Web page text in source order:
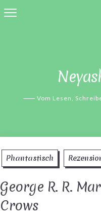
Vom Lesen,
Phantastisch
George R. R.
Crows